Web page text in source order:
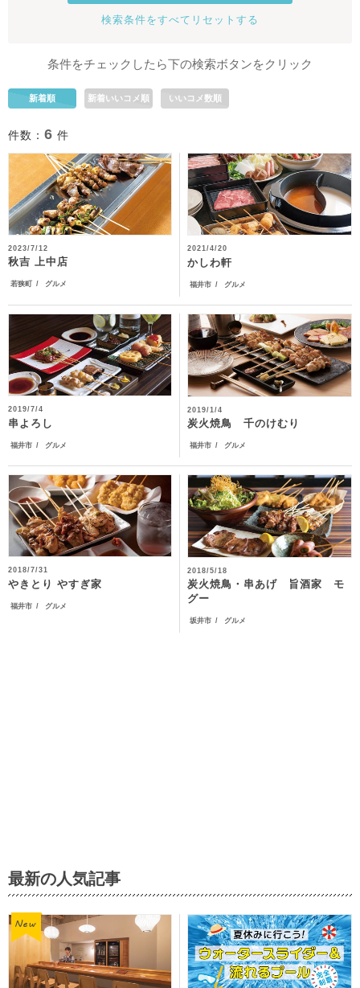
検索条件をすべてリセットする
条件をチェックしたら下の検索ボタンをクリック
新着順 新着いいコメ順 いいコメ数順
件数： 6 件
2023/7/12
秋吉 上中店
若狭町 グルメ
2021/4/20
かしわ軒
福井市 グルメ
2019/7/4
串よろし
福井市 グルメ
2019/1/4
炭火焼鳥 千のけむり
福井市 グルメ
2018/7/31
やきとり やすぎ家
福井市 グルメ
2018/5/18
炭火焼鳥・串あげ 旨酒家 モ
グー
坂井市 グルメ
最新の人気記事